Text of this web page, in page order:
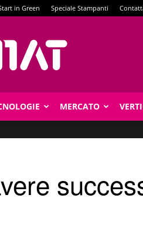
in Green Speciale Stampanti
MERCATO